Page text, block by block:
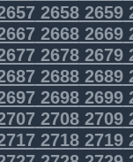
26582659
26682669
26782679
26882689
26982699
27082709
27182719